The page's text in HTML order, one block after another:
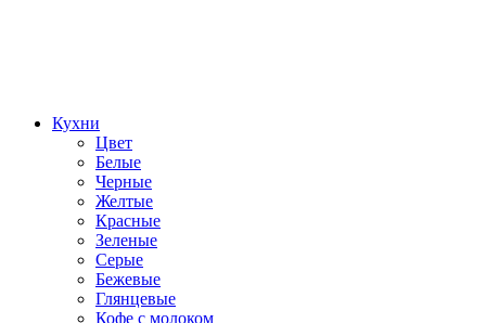
Кухни
Цвет
Белые
Черные
Желтые
Красные
Зеленые
Серые
Бежевые
Глянцевые
Кофе с молоком